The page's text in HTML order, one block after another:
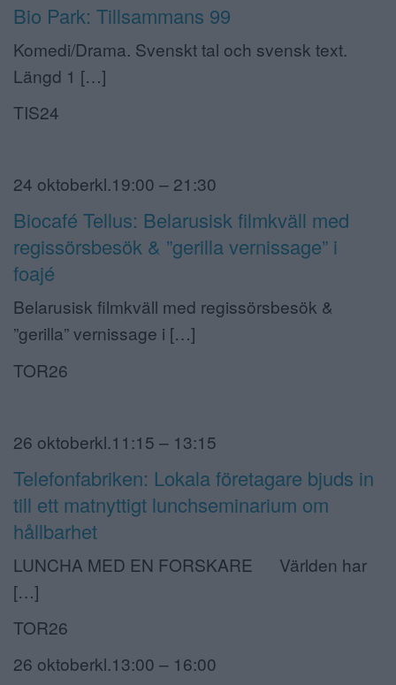
Bio Park: Tillsammans 99
Komedi/Drama. Svenskt tal och svensk text.
Längd 1 […]
TIS24
24 oktoberkl.19:00 – 21:30
Biocafé Tellus: Belarusisk filmkväll med
regissörsbesök & ”gerilla vernissage” i
foajé
Belarusisk filmkväll med regissörsbesök &
”gerilla” vernissage i […]
TOR26
26 oktoberkl.11:15 – 13:15
Telefonfabriken: Lokala företagare bjuds in
till ett matnyttigt lunchseminarium om
hållbarhet
LUNCHA MED EN FORSKARE Världen har
[…]
TOR26
26 oktoberkl.13:00 – 16:00